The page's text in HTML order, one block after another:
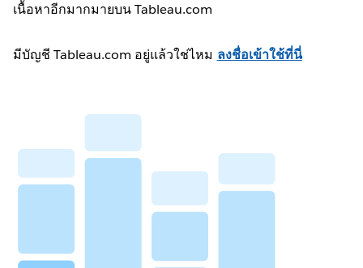
เนื้อหาอีกมากมายบน Tableau.com
มีบัญชี Tableau.com อยู่แล้วใช่ไหม ลงชื่อเข้าใช้ที่นี่